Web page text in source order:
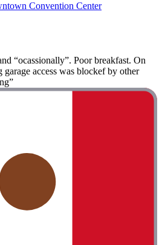
Convention Center
“ocassionally”. Poor breakfast. On
access was blockef by other